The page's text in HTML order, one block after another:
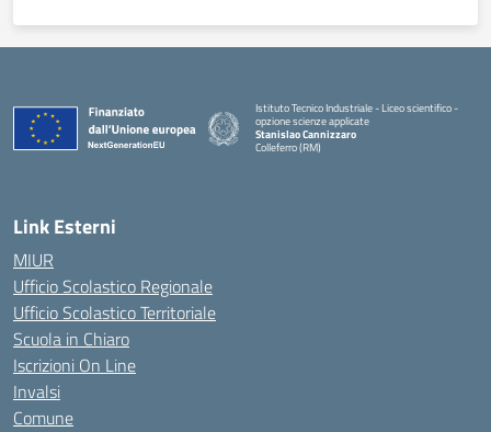
Istituto Tecnico Industriale - Liceo scientifico -
opzione scienze applicate
Stanislao Cannizzaro
Colleferro (RM)
Link Esterni
MIUR
Ufficio Scolastico Regionale
Ufficio Scolastico Territoriale
Scuola in Chiaro
Iscrizioni On Line
Invalsi
Comune